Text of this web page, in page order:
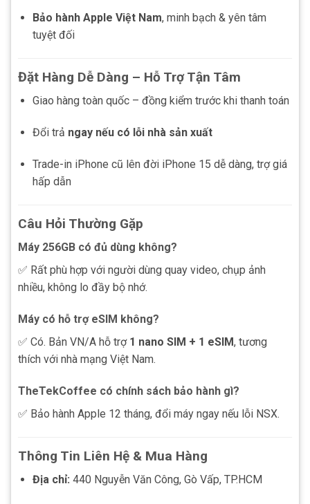
Bảo hành Apple Việt Nam, minh bạch & yên tâm
tuyệt đối
Đặt Hàng Dễ Dàng – Hỗ Trợ Tận Tâm
Giao hàng toàn quốc – đồng kiểm trước khi thanh toán
Đổi trả ngay nếu có lỗi nhà sản xuất
Trade-in iPhone cũ lên đời iPhone 15 dễ dàng, trợ giá
hấp dẫn
Câu Hỏi Thường Gặp
Máy 256GB có đủ dùng không?
✅ Rất phù hợp với người dùng quay video, chụp ảnh
nhiều, không lo đầy bộ nhớ.
Máy có hỗ trợ eSIM không?
✅ Có. Bản VN/A hỗ trợ 1 nano SIM + 1 eSIM, tương
thích với nhà mạng Việt Nam.
TheTekCoffee có chính sách bảo hành gì?
✅ Bảo hành Apple 12 tháng, đổi máy ngay nếu lỗi NSX.
Thông Tin Liên Hệ & Mua Hàng
Địa chỉ: 440 Nguyễn Văn Công, Gò Vấp, TP.HCM